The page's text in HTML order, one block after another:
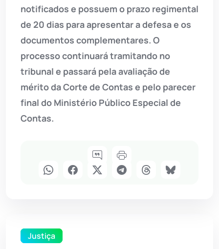
notificados e possuem o prazo regimental
de 20 dias para apresentar a defesa e os
documentos complementares. O
processo continuará tramitando no
tribunal e passará pela avaliação de
mérito da Corte de Contas e pelo parecer
final do Ministério Público Especial de
Contas.
Justiça